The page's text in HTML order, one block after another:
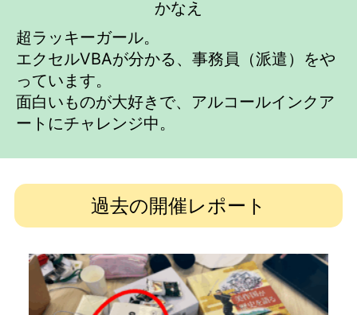
かなえ
超ラッキーガール。
エクセルVBAが分かる、事務員（派遣）をや
っています。
面白いものが大好きで、アルコールインクア
ートにチャレンジ中。
過去の開催レポート